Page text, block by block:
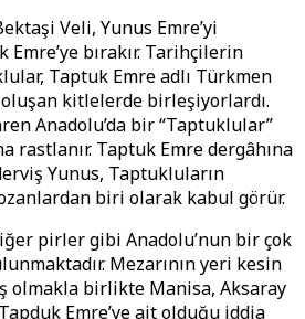
Veli, Yunus Emre’yi
bırakır. Tarihçilerin
Taptuk Emre adlı Türkmen
oluşan kitlelerde birleşiyorlardı.
Anadolu’da bir “Taptuklular”
rastlanır. Taptuk Emre dergâhına
Yunus, Taptukluların
biri olarak kabul görür.
pirler gibi Anadolu’nun bir çok
Mezarının yeri kesin
olmakla birlikte Manisa, Aksaray
Emre’ye ait olduğu iddia